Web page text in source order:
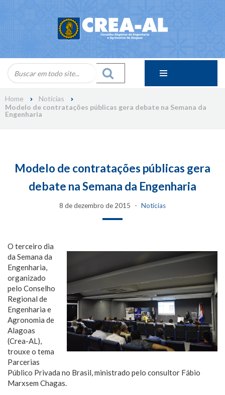
Home
Notícias
Modelo de contratações públicas gera debate na Semana da
Engenharia
Modelo de contratações públicas gera
debate na Semana da Engenharia
8 de dezembro de 2015 Notícias
O terceiro dia
da Semana da
Engenharia,
organizado
pelo Conselho
Regional de
Engenharia e
Agronomia de
Alagoas
(Crea-AL),
trouxe o tema
Parcerias
Público Privada no Brasil, ministrado pelo consultor Fábio
Marxsem Chagas.